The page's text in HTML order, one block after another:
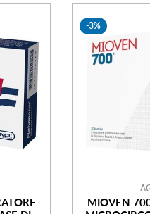
-3%
MIOVEN